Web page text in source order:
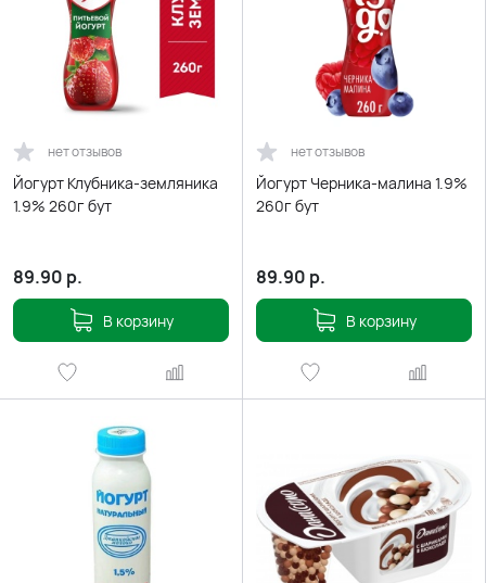
нет отзывов
Йогурт Клубника-земляника
1.9% 260г бут
89.90 р.
В корзину
нет отзывов
Йогурт Черника-малина 1.9%
260г бут
89.90 р.
В корзину